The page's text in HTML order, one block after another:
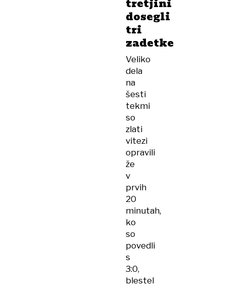
tretjini
dosegli
tri
zadetke
Veliko
dela
na
šesti
tekmi
so
zlati
vitezi
opravili
že
v
prvih
20
minutah,
ko
so
povedli
s
3:0,
blestel